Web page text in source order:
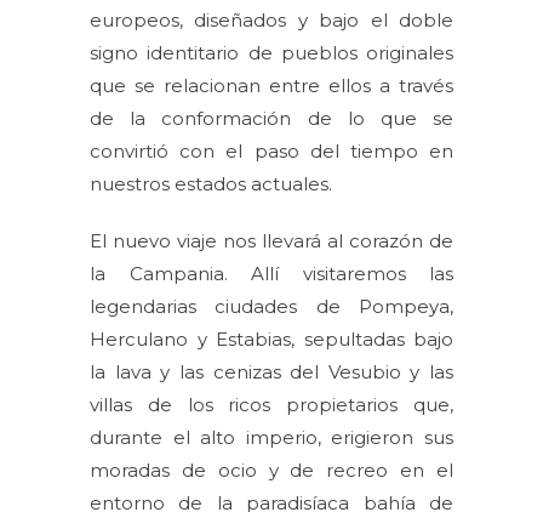
europeos, diseñados y bajo el doble
signo identitario de pueblos originales
que se relacionan entre ellos a través
de la conformación de lo que se
convirtió con el paso del tiempo en
nuestros estados actuales.
El nuevo viaje nos llevará al corazón de
la Campania. Allí visitaremos las
legendarias ciudades de Pompeya,
Herculano y Estabias, sepultadas bajo
la lava y las cenizas del Vesubio y las
villas de los ricos propietarios que,
durante el alto imperio, erigieron sus
moradas de ocio y de recreo en el
entorno de la paradisíaca bahía de